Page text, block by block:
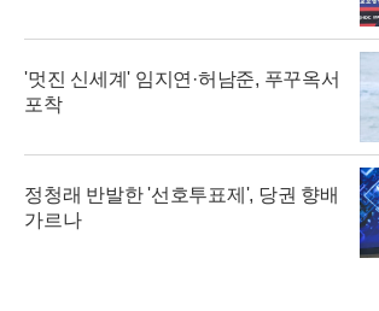
'멋진 신세계' 임지연·허남준, 푸꾸옥서
포착
정청래 반발한 '선호투표제', 당권 향배
가르나